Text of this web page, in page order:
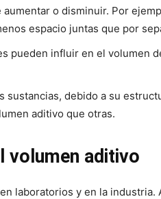
o disminuir. Por
espacio juntas que por
pueden influir en el volumen
sustancias, debido a su
aditivo que otras.
volumen aditivo
laboratorios y en la industria.